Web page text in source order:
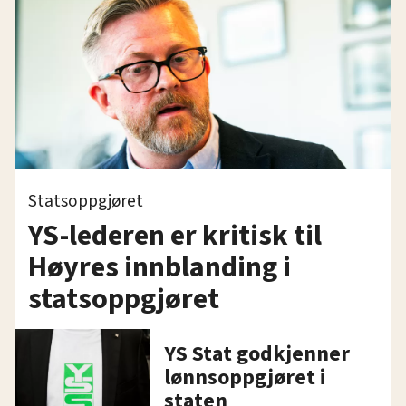
Statsoppgjøret
YS-lederen er kritisk til
Høyres innblanding i
statsoppgjøret
YS Stat godkjenner
lønnsoppgjøret i